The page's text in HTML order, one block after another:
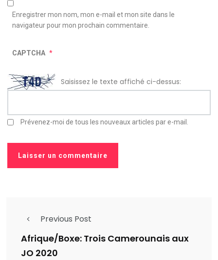
Enregistrer mon nom, mon e-mail et mon site dans le
navigateur pour mon prochain commentaire.
CAPTCHA *
Saisissez le texte affiché ci-dessus:
Prévenez-moi de tous les nouveaux articles par e-mail.
Previous Post
Afrique/Boxe: Trois Camerounais aux
JO 2020